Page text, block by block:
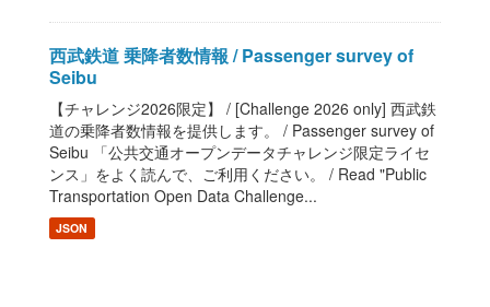
西武鉄道 乗降者数情報 / Passenger survey of
Seibu
【チャレンジ2026限定】 / [Challenge 2026 only] 西武鉄
道の乗降者数情報を提供します。 / Passenger survey of
Seibu 「公共交通オープンデータチャレンジ限定ライセ
ンス」をよく読んで、ご利用ください。 / Read "Public
Transportation Open Data Challenge...
JSON